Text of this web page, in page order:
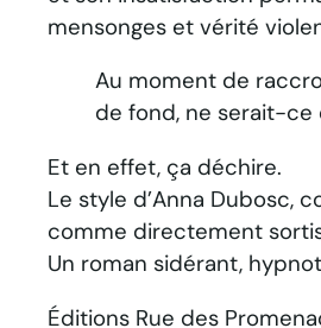
mensonges et vérité
Au moment de
de fond, ne serait-ce
Et en effet, ça déchire.
Le style d’Anna Dubosc,
comme directement
Un roman sidérant,
Éditions Rue des